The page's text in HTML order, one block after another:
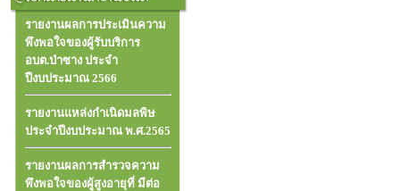
รายงานผลการประเมินความ
พึงพอใจของผู้รับบริการ
อบต.ป่าซาง ประจำ
ปีงบประมาณ 2566
รายงานแหล่งกำเนิดมลพิษ
ประจำปีงบประมาณ พ.ศ.2565
รายงานผลการสำรวจความ
พึงพอใจของผู้สูงอายุที่ มีต่อ